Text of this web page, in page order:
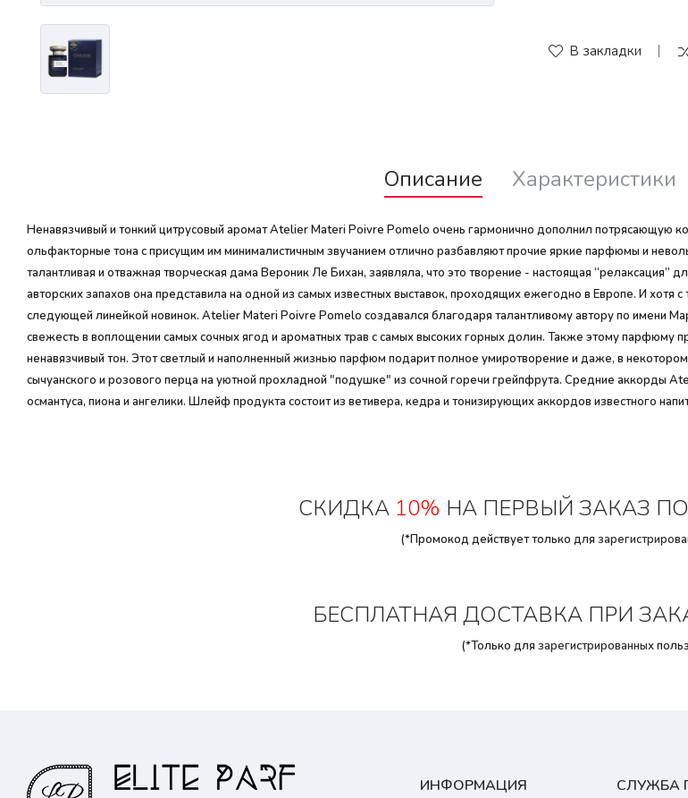
В закладки
Описание Характеристики
Ненавязчивый и тонкий цитрусовый аромат Atelier Materi Poivre Pomelo очень гармонично дополнил
ольфакторные тона с присущим им минималистичным звучанием отлично разбавляют прочие яркие парфюмы и
талантливая и отважная творческая дама Вероник Ле Бихан, заявляла, что это творение - настоящая
авторских запахов она представила на одной из самых известных выставок, проходящих ежегодно в Европе. И
следующей линейкой новинок. Atelier Materi Poivre Pomelo создавался благодаря талантливому автору по имени
свежесть в воплощении самых сочных ягод и ароматных трав с самых высоких горных долин. Также этому парфюму
ненавязчивый тон. Этот светлый и наполненный жизнью парфюм подарит полное умиротворение и даже, в
сычуанского и розового перца на уютной прохладной "подушке" из сочной горечи грейпфрута. Средние аккорды
османтуса, пиона и ангелики. Шлейф продукта состоит из ветивера, кедра и тонизирующих аккордов известного
СКИДКА 10% НА ПЕРВЫЙ ЗАКАЗ
(*Промокод действует только для
БЕСПЛАТНАЯ ДОСТАВКА ПРИ
(*Только для зарегистрированных
ИНФОРМАЦИЯ СЛУЖБА